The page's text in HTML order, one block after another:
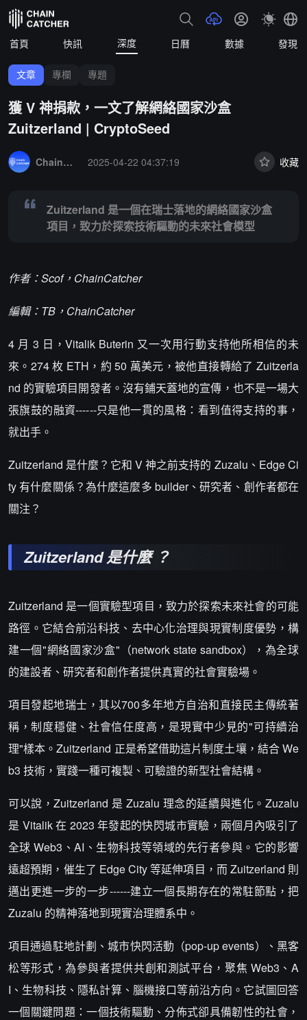
首頁 快訊 深度 日曆 數據 發現
文章 專欄 專題
獲 V 神捐款，一文了解網絡國家沙盒
Zuitzerland | CryptoSeed
ChainCatcher 精選
2025-04-22 04:37:19 收藏
Zuitzerland 是一個在瑞士落地的網絡國家沙盒
項目，致力於探索技術驅動的未來社會模型
作者：Scof，ChainCatcher
編輯：TB，ChainCatcher
4 月 3 日，Vitalik Buterin 又一次用行動支持他所相信的未
來。274 枚 ETH，約 50 萬美元，被他直接轉給了 Zuitzerla
nd 的實驗項目開發者。沒有鋪天蓋地的宣傳，也不是一場大
張旗鼓的融資------只是他一貫的風格：看到值得支持的事，
就出手。
Zuitzerland 是什麼？它和 V 神之前支持的 Zuzalu、Edge Ci
ty 有什麼關係？為什麼這麼多 builder、研究者、創作者都在
關注？
Zuitzerland是什麼 ？
Zuitzerland 是一個實驗型項目，致力於探索未來社會的可能
路徑。它結合前沿科技、去中心化治理與現實制度優勢，構
建一個"網絡國家沙盒"（network state sandbox），為全球
的建設者、研究者和創作者提供真實的社會實驗場。
項目發起地瑞士，其以700多年地方自治和直接民主傳統著
稱，制度穩健、社會信任度高，是現實中少見的"可持續治
理"樣本。Zuitzerland 正是希望借助這片制度土壤，結合 We
b3 技術，實踐一種可複製、可驗證的新型社會結構。
可以說，Zuitzerland 是 Zuzalu 理念的延續與進化。Zuzalu
是 Vitalik 在 2023 年發起的快閃城市實驗，兩個月內吸引了
全球 Web3、AI、生物科技等領域的先行者參與。它的影響
遠超預期，催生了 Edge City 等延伸項目，而 Zuitzerland 則
邁出更進一步的一步------建立一個長期存在的常駐節點，把
Zuzalu 的精神落地到現實治理體系中。
項目通過駐地計劃、城市快閃活動（pop-up events）、黑客
松等形式，為參與者提供共創和測試平台，聚焦 Web3、A
I、生物科技、隱私計算、腦機接口等前沿方向。它試圖回答
一個關鍵問題：一個技術驅動、分佈式卻具備韌性的社會，